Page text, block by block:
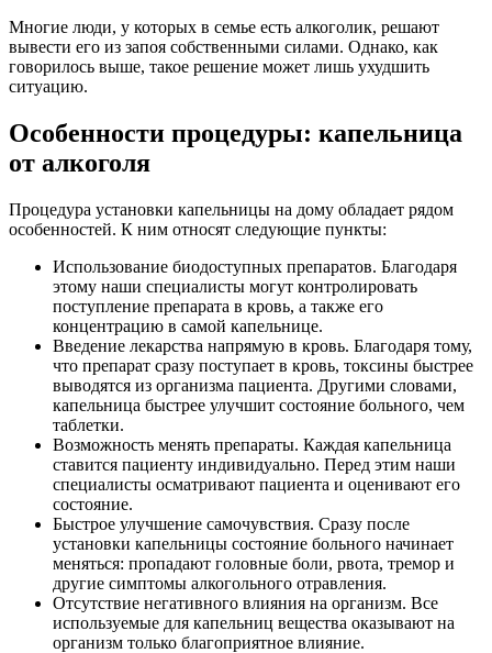
Многие люди, у которых в семье есть алкоголик, решают
вывести его из запоя собственными силами. Однако, как
говорилось выше, такое решение может лишь ухудшить
ситуацию.
Особенности процедуры: капельница
от алкоголя
Процедура установки капельницы на дому обладает рядом
особенностей. К ним относят следующие пункты:
Использование биодоступных препаратов. Благодаря
этому наши специалисты могут контролировать
поступление препарата в кровь, а также его
концентрацию в самой капельнице.
Введение лекарства напрямую в кровь. Благодаря тому,
что препарат сразу поступает в кровь, токсины быстрее
выводятся из организма пациента. Другими словами,
капельница быстрее улучшит состояние больного, чем
таблетки.
Возможность менять препараты. Каждая капельница
ставится пациенту индивидуально. Перед этим наши
специалисты осматривают пациента и оценивают его
состояние.
Быстрое улучшение самочувствия. Сразу после
установки капельницы состояние больного начинает
меняться: пропадают головные боли, рвота, тремор и
другие симптомы алкогольного отравления.
Отсутствие негативного влияния на организм. Все
используемые для капельниц вещества оказывают на
организм только благоприятное влияние.